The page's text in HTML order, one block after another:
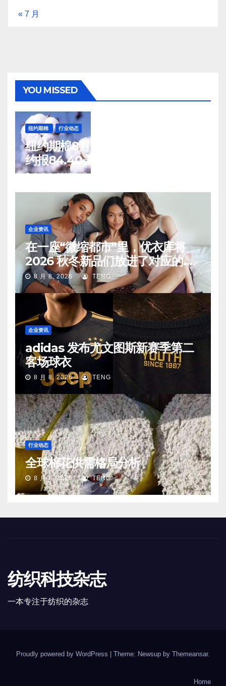
« 7 月
YOU MISSED
纽约期棉 行业动态
纽约期棉8月7日(周五)收涨12月合
约报84.40美分/磅
8 月 8, 2026 TENG
企业资讯
在一座“微缩都市”里，优衣库将
2026 秋冬新品们放进了对应的生
活场景中
8 月 8, 2026 TENG
企业资讯
adidas 发布尤文图斯新赛季第二
客场球衣
8 月 8, 2026 TENG
行业动态
全球棉花供需格局分析
8 月 8, 2026 TENG
纺织科技杂志
一本专注于纺织的杂志
Proudly powered by WordPress Theme: Newsup by Themeansar.
Home